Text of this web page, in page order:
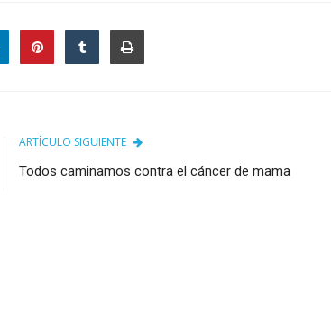
ARTÍCULO SIGUIENTE
Todos caminamos contra el cáncer de mama